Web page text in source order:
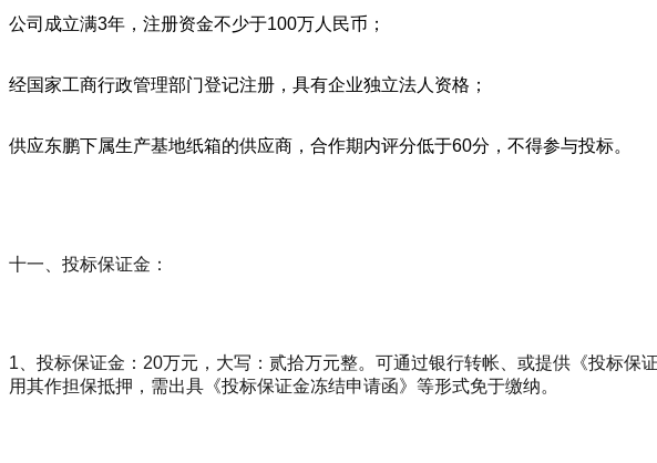
公司成立满3年，注册资金不少于100万人民币；
经国家工商行政管理部门登记注册，具有企业独立法人资格；
供应东鹏下属生产基地纸箱的供应商，合作期内评分低于60分，不得参与投标。
十一、投标保证金：
1、投标保证金：20万元，大写：贰拾万元整。可通过银行转帐、或提供《投标
用其作担保抵押，需出具《投标保证金冻结申请函》等形式免于缴纳。